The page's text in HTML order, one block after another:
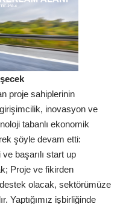
proje sahiplerinin
inovasyon ve
tabanlı ekonomik
şöyle devam etti:
başarılı start up
Proje ve fikirden
olacak, sektörümüze
Yaptığımız işbirliğinde